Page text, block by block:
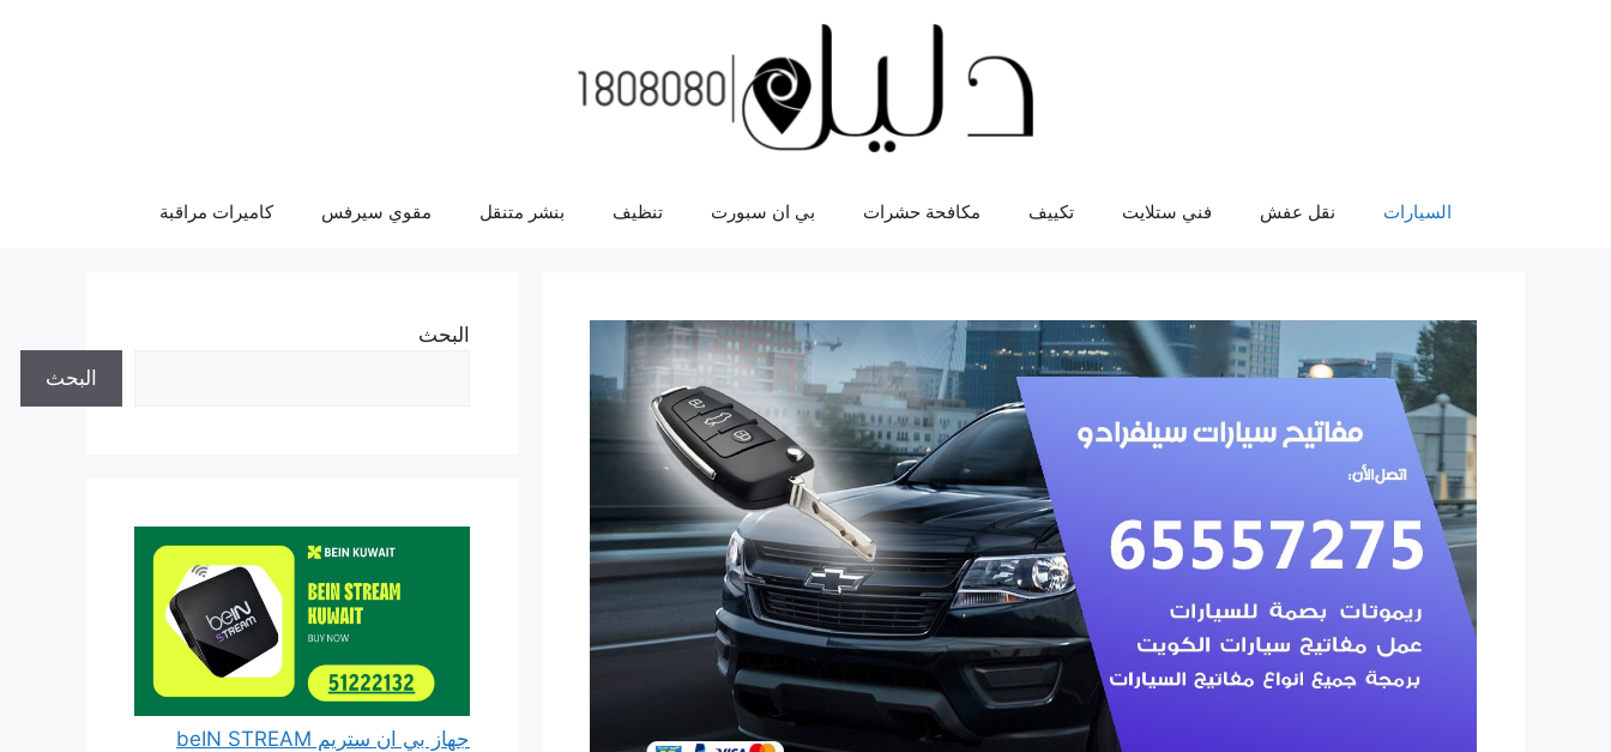
السيارات نقل عفش فني ستلايت تكييف مكافحة حشرات بي ان سبورت تنظيف بنشر متنقل مقوي سيرفس كاميرات مراقبة
البحث
البحث
جهاز بي ان ستريم beIN STREAM